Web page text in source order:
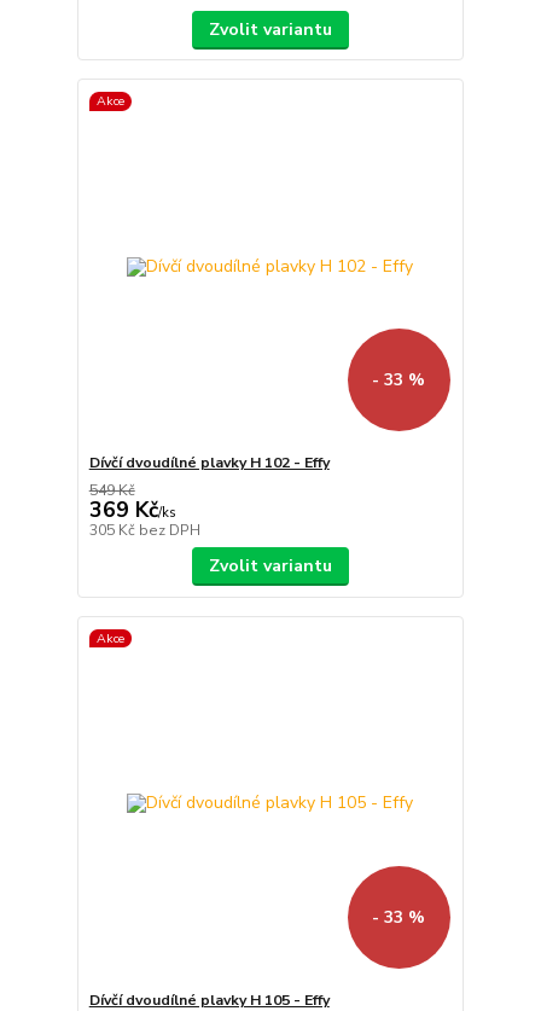
Zvolit variantu
Akce
- 33 %
Dívčí dvoudílné plavky H 102 - Effy
549 Kč
369 Kč/ks
305 Kč bez DPH
Zvolit variantu
Akce
- 33 %
Dívčí dvoudílné plavky H 105 - Effy